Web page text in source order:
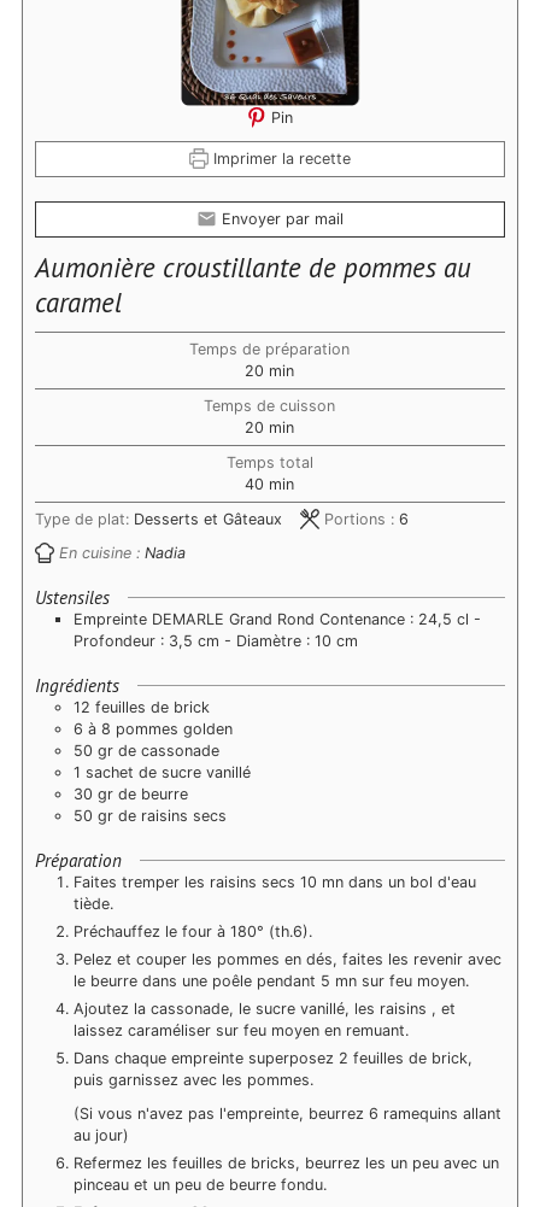
Pin
Imprimer la recette
Envoyer par mail
Aumonière croustillante de pommes au
caramel
Temps de préparation
20 minutes
min
Temps de cuisson
20 minutes
min
Temps total
40 minutes
min
Type de plat: Desserts et Gâteaux Portions :6
En cuisine :Nadia
Ustensiles
Empreinte DEMARLE Grand Rond Contenance : 24,5 cl -
Profondeur : 3,5 cm - Diamètre : 10 cm
Ingrédients
12 feuilles de brick
6 à 8 pommes golden
50 gr de cassonade
1 sachet de sucre vanillé
30 gr de beurre
50 gr de raisins secs
Préparation
Faites tremper les raisins secs 10 mn dans un bol d'eau
tiède.
Préchauffez le four à 180° (th.6).
Pelez et couper les pommes en dés, faites les revenir avec
le beurre dans une poêle pendant 5 mn sur feu moyen.
Ajoutez la cassonade, le sucre vanillé, les raisins , et
laissez caraméliser sur feu moyen en remuant.
Dans chaque empreinte superposez 2 feuilles de brick,
puis garnissez avec les pommes.
(Si vous n'avez pas l'empreinte, beurrez 6 ramequins allant
au jour)
Refermez les feuilles de bricks, beurrez les un peu avec un
pinceau et un peu de beurre fondu.